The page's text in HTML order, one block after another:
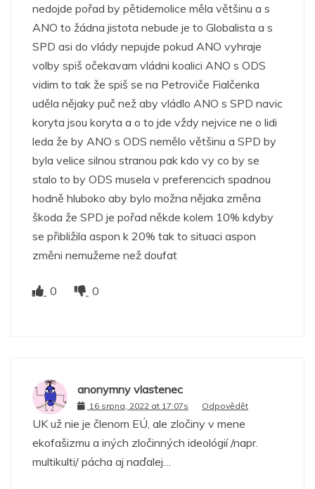
nedojde pořad by pětidemolice měla většinu a s
ANO to žádna jistota nebude je to Globalista a s
SPD asi do vlády nepujde pokud ANO vyhraje
volby spiš očekavam vládni koalici ANO s ODS
vidim to tak že spiš se na Petroviče Fialčenka
uděla nějaky puč než aby vládlo ANO s SPD navic
koryta jsou koryta a o to jde vždy nejvice ne o lidi
leda že by ANO s ODS nemělo většinu a SPD by
byla velice silnou stranou pak kdo vy co by se
stalo to by ODS musela v preferencich spadnou
hodně hluboko aby bylo možna nějaka změna
škoda že SPD je pořad někde kolem 10% kdyby
se přibližila aspon k 20% tak to situaci aspon
změni nemužeme než doufat
0 0
anonymny vlastenec
16 srpna, 2022 at 17:07s Odpovědět
UK už nie je členom EÚ, ale zločiny v mene
ekofašizmu a iných zločinných ideológií /napr.
multikulti/ pácha aj naďalej…